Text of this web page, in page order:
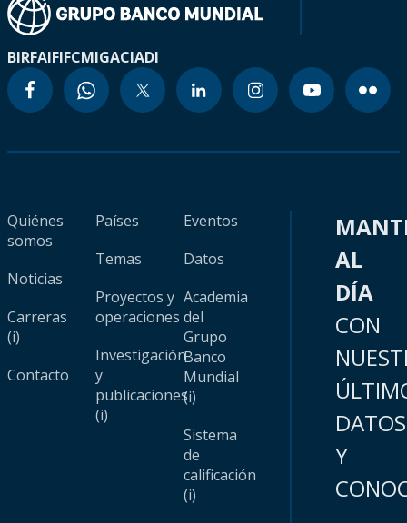
BIRFAIFIFCMIGACIADI
Quiénes
somos
Noticias
Carreras
(i)
Contacto
Países
Temas
Proyectos y
operaciones
Investigación
y
publicaciones
(i)
Eventos
Datos
Academia
del
Grupo
Banco
Mundial
(i)
Sistema
de
calificación
(i)
AL
DÍA
CON
DATOS
Y